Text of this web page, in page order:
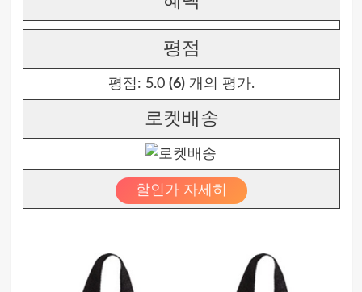
평점
평점: 5.0 (6)개의 평가.
로켓배송
할인가 자세히